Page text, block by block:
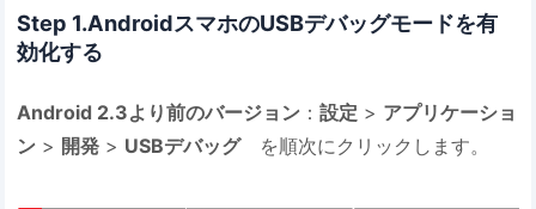
Step 1.AndroidスマホのUSBデバッグモードを有
効化する
Android 2.3より前のバージョン ：設定 > アプリケーショ
ン > 開発 > USBデバッグを順次にクリックします。